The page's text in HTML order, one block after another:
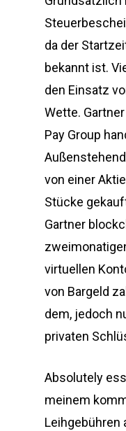
da der
bekannt ist.
den Einsatz
Wette.
Pay Group
von einer
Stücke
Gartner
virtuellen
von Bargeld
dem, jedoch
privaten
Absolutely
meinem
Leihgebühren